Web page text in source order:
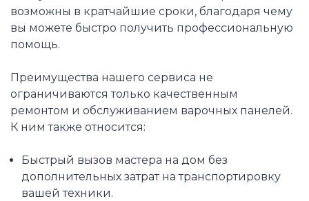
возможны в кратчайшие сроки, благодаря чему
вы можете быстро получить профессиональную
помощь.
Преимущества нашего сервиса не
ограничиваются только качественным
ремонтом и обслуживанием варочных панелей.
К ним также относится:
Быстрый вызов мастера на дом без
дополнительных затрат на транспортировку
вашей техники.